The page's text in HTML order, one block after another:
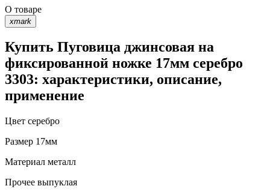
О товаре
xmark
Купить Пуговица джинсовая на
фиксированной ножке 17мм серебро
3303: характеристики, описание,
применение
Цвет серебро
Размер 17мм
Материал металл
Прочее выпуклая